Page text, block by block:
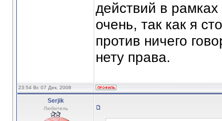
действий в
очень, так как я
против ничего
нету права.
23:54 Вс 07 Дек, 2008
Serjik
Любитель